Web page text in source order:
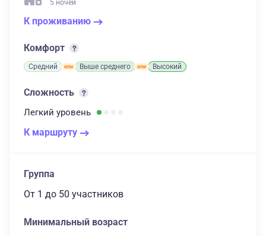
5 ночей
К проживанию
Комфорт
Средний Выше среднего Высокий
Сложность
Легкий уровень
К маршруту
Группа
От 1 до 50 участников
Минимальный возраст